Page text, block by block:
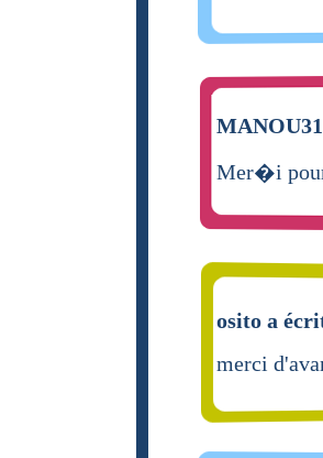
Mer�i
osito a
merci